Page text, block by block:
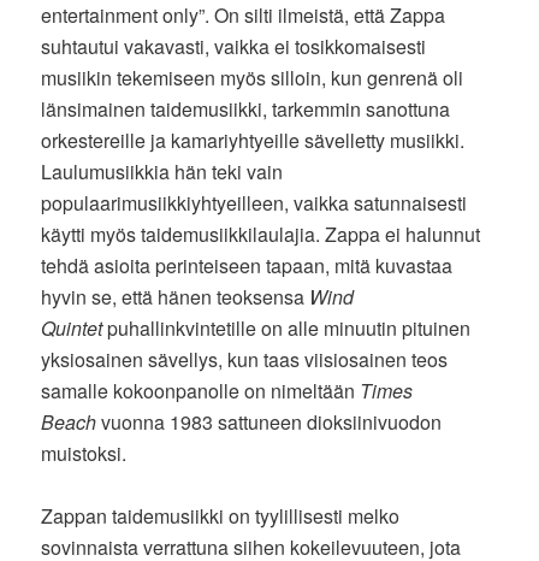
entertainment only”. On silti ilmeistä, että Zappa
suhtautui vakavasti, vaikka ei tosikkomaisesti
musiikin tekemiseen myös silloin, kun genrenä oli
länsimainen taidemusiikki, tarkemmin sanottuna
orkestereille ja kamariyhtyeille sävelletty musiikki.
Laulumusiikkia hän teki vain
populaarimusiikkiyhtyeilleen, vaikka satunnaisesti
käytti myös taidemusiikkilaulajia. Zappa ei halunnut
tehdä asioita perinteiseen tapaan, mitä kuvastaa
hyvin se, että hänen teoksensa Wind
Quintetpuhallinkvintetille on alle minuutin pituinen
yksiosainen sävellys, kun taas viisiosainen teos
samalle kokoonpanolle on nimeltään Times
Beachvuonna 1983 sattuneen dioksiinivuodon
muistoksi.
Zappan taidemusiikki on tyylillisesti melko
sovinnaista verrattuna siihen kokeilevuuteen, jota